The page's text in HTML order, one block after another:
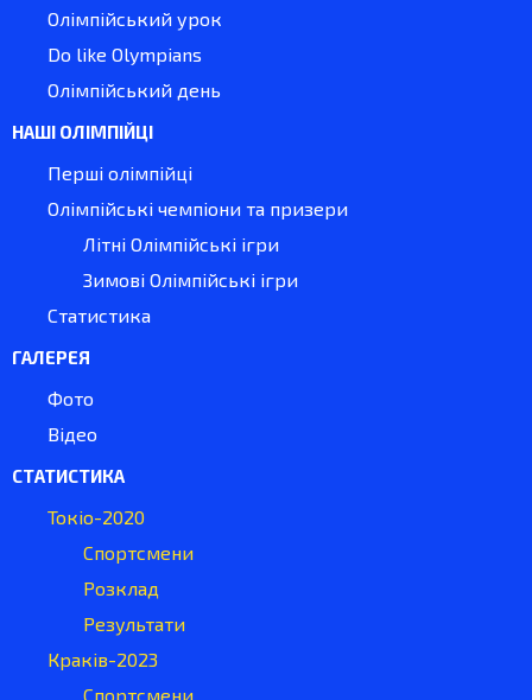
Олімпійський урок
Do like Olympians
Олімпійський день
НАШІ ОЛІМПІЙЦІ
Перші олімпійці
Олімпійські чемпіони та призери
Літні Олімпійські ігри
Зимові Олімпійські ігри
Статистика
ГАЛЕРЕЯ
Фото
Відео
СТАТИСТИКА
Токіо-2020
Спортсмени
Розклад
Результати
Краків-2023
Спортсмени